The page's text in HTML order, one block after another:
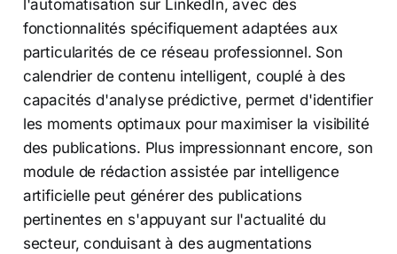
l'automatisation sur LinkedIn, avec des
fonctionnalités spécifiquement adaptées aux
particularités de ce réseau professionnel. Son
calendrier de contenu intelligent, couplé à des
capacités d'analyse prédictive, permet d'identifier
les moments optimaux pour maximiser la visibilité
des publications. Plus impressionnant encore, son
module de rédaction assistée par intelligence
artificielle peut générer des publications
pertinentes en s'appuyant sur l'actualité du
secteur, conduisant à des augmentations